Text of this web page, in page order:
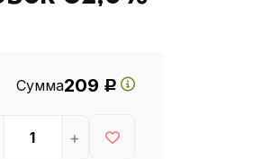
Сумма209 Р
+